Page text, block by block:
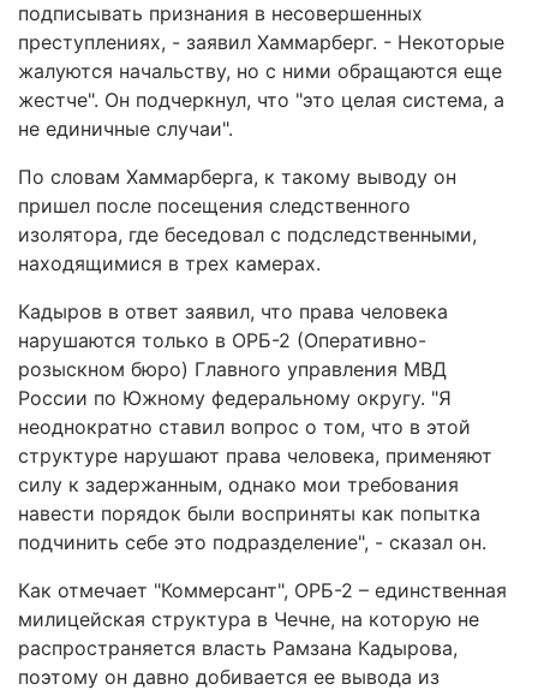
подписывать признания в несовершенных
преступлениях, - заявил Хаммарберг. - Некоторые
жалуются начальству, но с ними обращаются еще
жестче". Он подчеркнул, что "это целая система, а
не единичные случаи".
По словам Хаммарберга, к такому выводу он
пришел после посещения следственного
изолятора, где беседовал с подследственными,
находящимися в трех камерах.
Кадыров в ответ заявил, что права человека
нарушаются только в ОРБ-2 (Оперативно-
розыскном бюро) Главного управления МВД
России по Южному федеральному округу. "Я
неоднократно ставил вопрос о том, что в этой
структуре нарушают права человека, применяют
силу к задержанным, однако мои требования
навести порядок были восприняты как попытка
подчинить себе это подразделение", - сказал он.
Как отмечает "Коммерсант", ОРБ-2 – единственная
милицейская структура в Чечне, на которую не
распространяется власть Рамзана Кадырова,
поэтому он давно добивается ее вывода из